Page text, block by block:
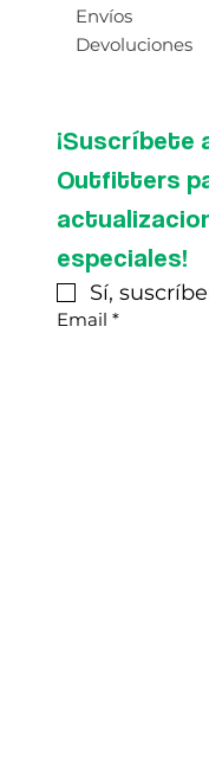
Envíos
Devoluciones
¡Suscríbete
Outfitters
especiales!
Sí,
Email *